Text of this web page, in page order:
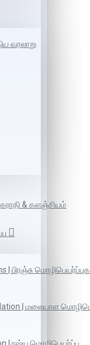
வரலாறு
& களஞ்சியம்
| பிரஞ்சு
| மலையாள